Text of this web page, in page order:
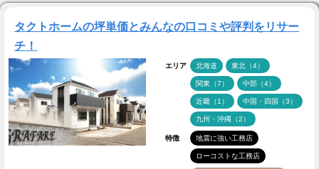
タクトホームの坪単価とみんなの口コミや評判をリサー
チ！
エリア 北海道 東北（4）
関東（7） 中部（4）
近畿（1） 中国・四国（3）
九州・沖縄（2）
特徴 地震に強い工務店
ローコストな工務店